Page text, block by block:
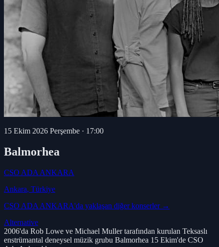
15 Ekim 2026 Perşembe · 17:00
Balmorhea
CSO ADA ANKARA
Ankara, Türkiye
CSO ADA ANKARA'da yaklaşan diğer konserler →
Alternative
2006'da Rob Lowe ve Michael Muller tarafından kurulan Teksaslı
enstrümantal deneysel müzik grubu Balmorhea 15 Ekim'de CSO